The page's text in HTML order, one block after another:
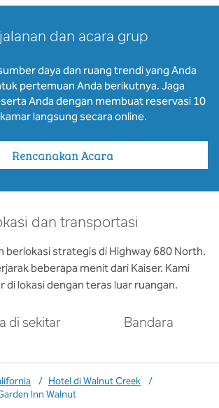
dan acara grup
daya dan ruang trendi yang Anda
pertemuan Anda berikutnya. Jaga
Anda dengan membuat reservasi 10
langsung secara online.
Rencanakan Acara
dan transportasi
berlokasi strategis di Highway 680 North.
beberapa menit dari Kaiser. Kami
di lokasi dengan teras luar ruangan.
di sekitar Bandara
/ Hotel di Walnut Creek
/
Inn Walnut